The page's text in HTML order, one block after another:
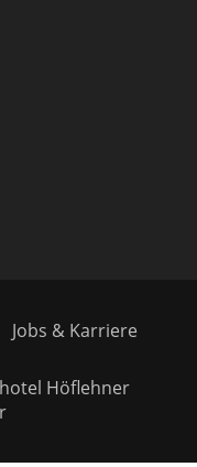
Jobs & Karriere
Höflehner